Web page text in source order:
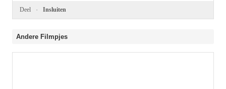
Deel Insluiten
Andere Filmpjes